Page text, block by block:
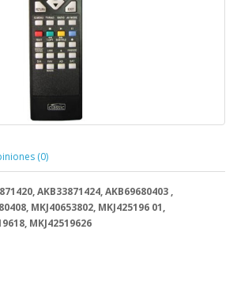
(0)
AKB33871424, AKB69680403 ,
MKJ40653802, MKJ425196 01,
MKJ42519626